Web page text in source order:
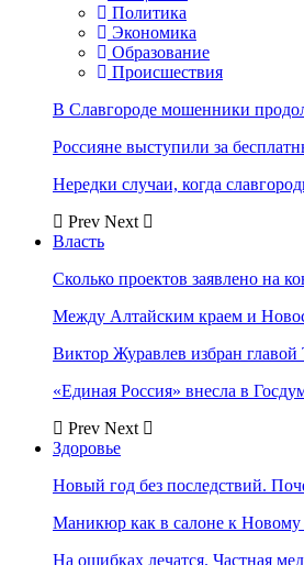
Политика
Экономика
Образование
Происшествия
В Славгороде мошенники
Россияне выступили за
Нередки случаи, когда
Prev Next
Власть
Сколько проектов заявлено на
Между Алтайским краем и
Виктор Журавлев избран главой
«Единая Россия» внесла в
Prev Next
Здоровье
Новый год без последствий.
Маникюр как в салоне к Новому
На ошибках лечатся. Частная